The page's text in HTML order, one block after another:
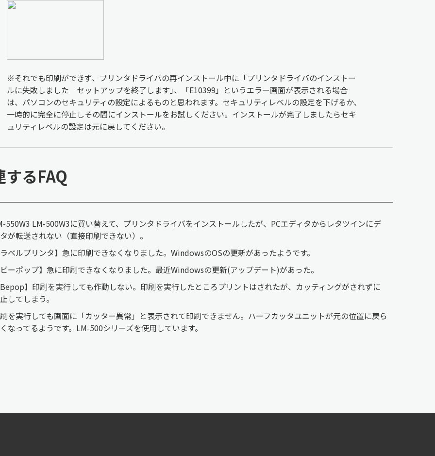
※それでも印刷ができず、プリンタドライバの再インストール中に「プリンタドライバのインストー
ルに失敗しました セットアップを終了します｣、「E10399」というエラー画面が表示される場合
は、パソコンのセキュリティの設定によるものと思われます。セキュリティレベルの設定を下げるか､
一時的に完全に停止しその間にインストールをお試しください。インストールが完了しましたらセキ
ュリティレベルの設定は元に戻してください。
するFAQ
550W3 LM-500W3に買い替えて、プリンタドライバをインストールしたが、PCエディタからレタツインにデ
が転送されない（直接印刷できない）。
ラベルプリンタ】急に印刷できなくなりました。WindowsのOSの更新があったようです。
ビーポップ】急に印刷できなくなりました。最近Windowsの更新(アップデート)があった。
Bepop】印刷を実行しても作動しない。印刷を実行したところプリントはされたが、カッティングがされずに
してしまう。
を実行しても画面に「カッター異常」と表示されて印刷できません。ハーフカッタユニットが元の位置に戻ら
なってるようです。LM-500シリーズを使用しています。